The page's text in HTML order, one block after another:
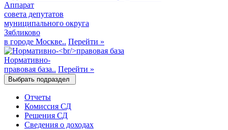
Аппарат
совета депутатов
муниципального округа
Зябликово
в городе Москве.. Перейти »
Нормативно-
правовая база.. Перейти »
Выбрать подраздел
Отчеты
Комиссия СД
Решения СД
Сведения о доходах